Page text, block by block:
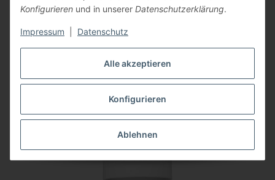
Alle akzeptieren
Konfigurieren
Ablehnen
Konfigurieren und in unserer Datenschutzerklärung.
Impressum Datenschutz
Seite1
Kategorien